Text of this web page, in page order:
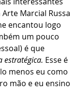
Marcial Russa
encantou logo
um pouco
é que
estratégica. Esse é
menos eu como
mão e eu ensino